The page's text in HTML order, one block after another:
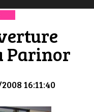
Parinor
16:11:40